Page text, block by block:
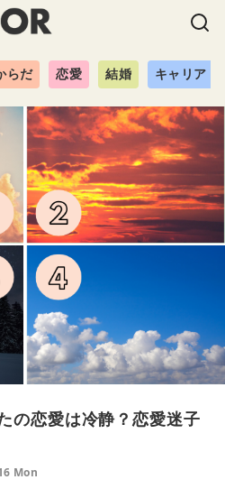
らだ 恋愛 結婚 キャリア
の恋愛は冷静？恋愛迷子
Mon